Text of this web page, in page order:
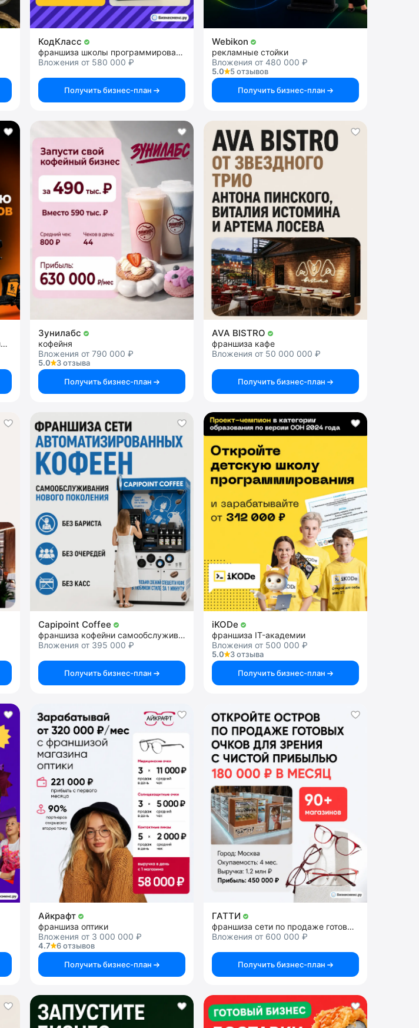
КодКласс
франшиза школы программирования
Вложения от 580 000 ₽
Получить бизнес-план
Webikon
рекламные стойки
Вложения от 480 000 ₽
5.0
5 отзывов
Получить бизнес-план
аренда и сервис электровелосипедов
Зунилабс
кофейня
Вложения от 790 000 ₽
5.0
3 отзыва
Получить бизнес-план
AVA BISTRO
франшиза кафе
Вложения от 50 000 000 ₽
Получить бизнес-план
Capipoint Coffee
франшиза кофейни самообслуживания
Вложения от 395 000 ₽
Получить бизнес-план
iKODe
франшиза IT-академии
Вложения от 500 000 ₽
5.0
3 отзыва
Получить бизнес-план
Айкрафт
франшиза оптики
Вложения от 3 000 000 ₽
4.7
6 отзывов
Получить бизнес-план
ГАТТИ
франшиза сети по продаже готовых очков для зрения
Вложения от 600 000 ₽
Получить бизнес-план